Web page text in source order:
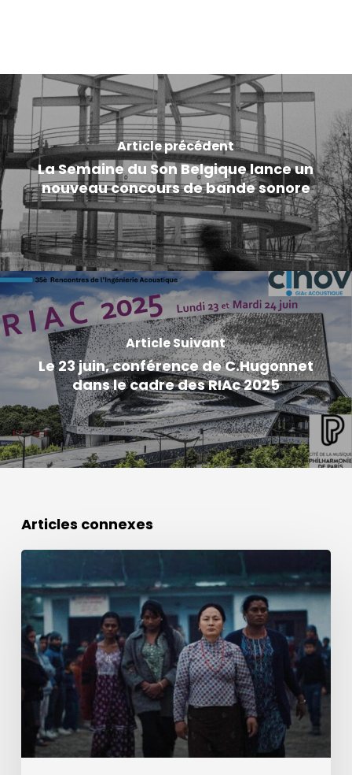
Article précédent
La Semaine du Son Belgique lance un
nouveau concours de bande sonore
Article Suivant
Le 23 juin, conférence de C.Hugonnet
dans le cadre des RIAc 2025
Articles connexes
la
Meilleure
Création
Sonore
Cannes
2026